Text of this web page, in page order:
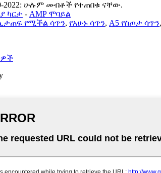
2022: ሁሉም መብቶች የተጠበቁ ናቸው.
ካርታ - AMP ሞባይል
የሚችል ሳጥን, የአሁኑ ሳጥን, A5 የስጦታ ሳጥን,